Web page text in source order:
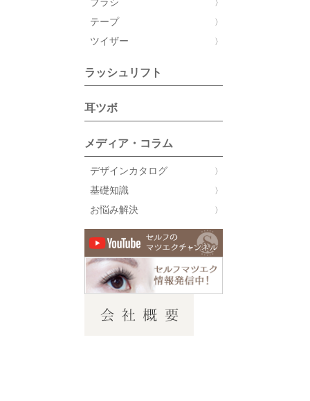
テープ
ツイザー
ラッシュリフト
耳ツボ
メディア・コラム
デザインカタログ
基礎知識
お悩み解決